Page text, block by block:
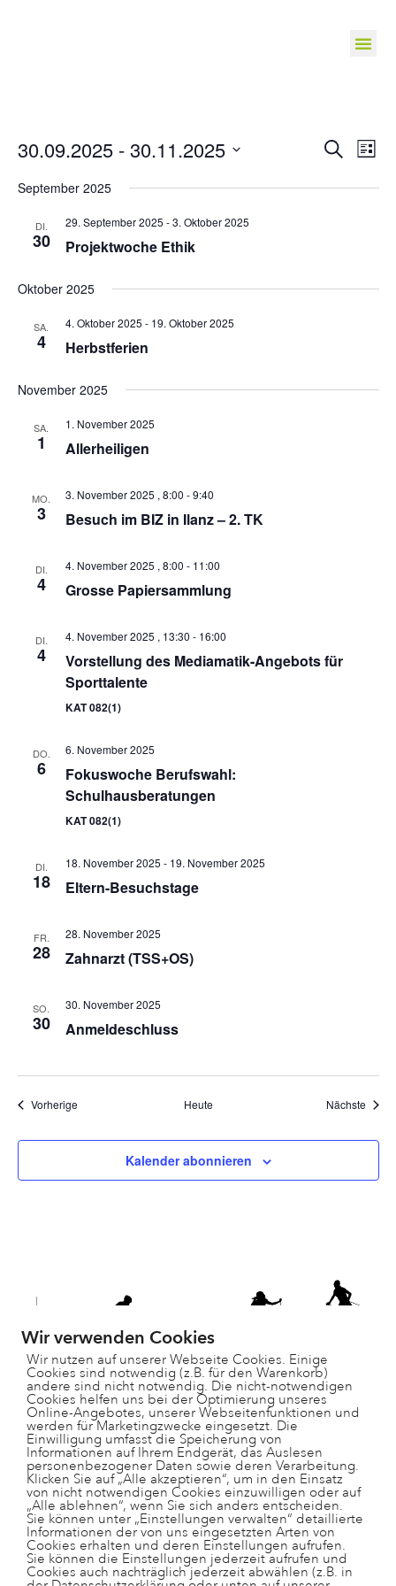
und
Suche
Liste
30.09.2025 - 30.11.2025
wählen.
September 2025
DI.
30
29. September 2025 -3. Oktober 2025
Projektwoche Ethik
Oktober 2025
SA.
4
4. Oktober 2025 - 19. Oktober 2025
Herbstferien
November 2025
SA.
1
1. November 2025
Allerheiligen
MO.
3
3. November 2025 , 8:00 -9:40
Besuch im BIZ in Ilanz – 2. TK
DI.
4
4. November 2025 , 8:00 - 11:00
Grosse Papiersammlung
DI.
4
4. November 2025 , 13:30 - 16:00
Vorstellung des Mediamatik-Angebots für
Sporttalente
KAT 082(1)
DO.
6
6. November 2025
Fokuswoche Berufswahl:
Schulhausberatungen
KAT 082(1)
DI.
18
18. November 2025 - 19. November 2025
Eltern-Besuchstage
FR.
28
28. November 2025
Zahnarzt (TSS+OS)
SO.
30
30. November 2025
Anmeldeschluss
VorherigeVeranstaltungen Heute Nächste
Kalender abonnieren
Paradisgärtli 9, 7130 Ilanz
081 925 28 29
schulleitung@ts-surselva.ch
Wir verwenden Cookies
Wir nutzen auf unserer Webseite Cookies. Einige
Cookies sind notwendig (z.B. für den Warenkorb)
andere sind nicht notwendig. Die nicht-notwendigen
Cookies helfen uns bei der Optimierung unseres
Online-Angebotes, unserer Webseitenfunktionen und
werden für Marketingzwecke eingesetzt. Die
Einwilligung umfasst die Speicherung von
Informationen auf Ihrem Endgerät, das Auslesen
personenbezogener Daten sowie deren Verarbeitung.
Klicken Sie auf „Alle akzeptieren“, um in den Einsatz
von nicht notwendigen Cookies einzuwilligen oder auf
„Alle ablehnen“, wenn Sie sich anders entscheiden.
Sie können unter „Einstellungen verwalten“ detaillierte
Informationen der von uns eingesetzten Arten von
Cookies erhalten und deren Einstellungen aufrufen.
Sie können die Einstellungen jederzeit aufrufen und
Cookies auch nachträglich jederzeit abwählen (z.B. in